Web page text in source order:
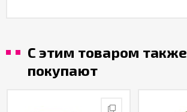
С этим товаром также
покупают